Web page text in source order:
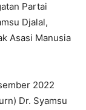
Partai
Djalal,
Asasi Manusia
2022
Dr. Syamsu